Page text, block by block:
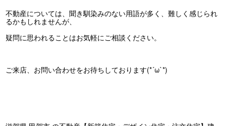
不動産については、聞き馴染みのない用語が多く、難しく感じられ
るかもしれませんが、
疑問に思われることはお気軽にご相談ください。
ご来店、お問い合わせをお待ちしております(*´ω`*)